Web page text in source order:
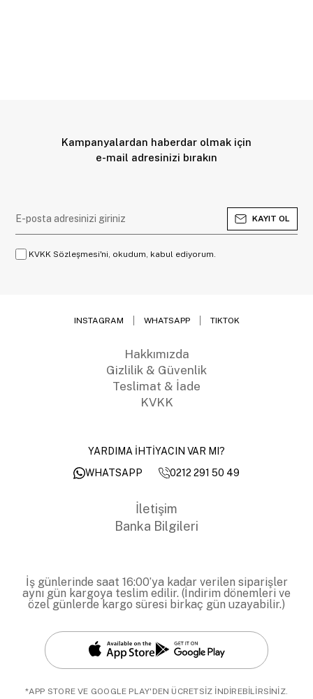
Kampanyalardan haberdar olmak için
e-mail adresinizi bırakın
KAYIT OL
KVKK Sözleşmesi'ni, okudum, kabul ediyorum.
INSTAGRAM WHATSAPP TIKTOK
Hakkımızda
Gizlilik & Güvenlik
Teslimat & İade
KVKK
YARDIMA İHTİYACIN VAR MI?
WHATSAPP
0212 291 50 49
İletişim
Banka Bilgileri
İş günlerinde saat 16:00’ya kadar verilen siparişler
aynı gün kargoya teslim edilir. (İndirim dönemleri ve
özel günlerde kargo süresi birkaç gün uzayabilir.)
*APP STORE VE GOOGLE PLAY'DEN ÜCRETSİZ İNDİREBİLİRSİNİZ.